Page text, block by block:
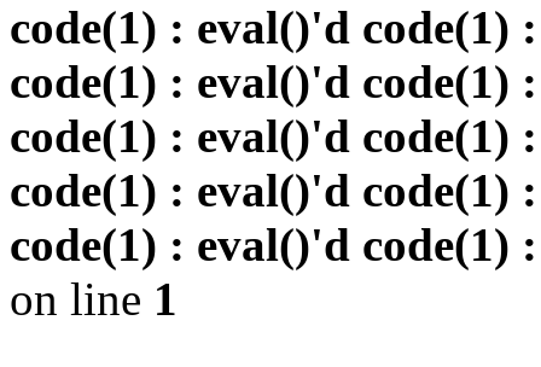
code(1) : eval()'d code(1)
code(1) : eval()'d code(1)
code(1) : eval()'d code(1)
code(1) : eval()'d code(1)
code(1) : eval()'d code(1)
on line 1